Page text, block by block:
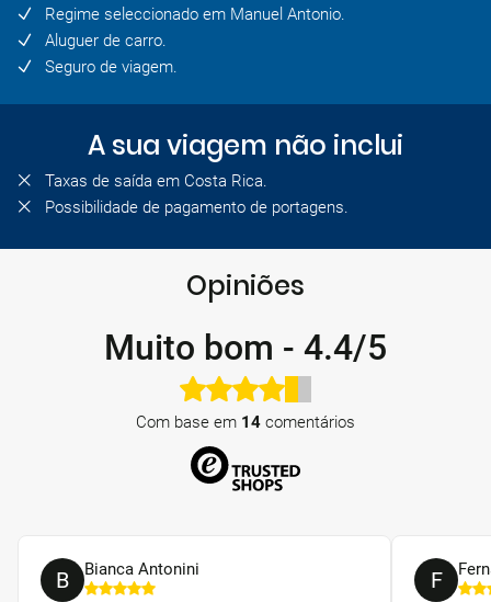
Regime seleccionado em Manuel Antonio.
Aluguer de carro.
Seguro de viagem.
A sua viagem não inclui
Taxas de saída em Costa Rica.
Possibilidade de pagamento de portagens.
Opiniões
Muito bom - 4.4/5
Com base em 14 comentários
B Bianca Antonini F